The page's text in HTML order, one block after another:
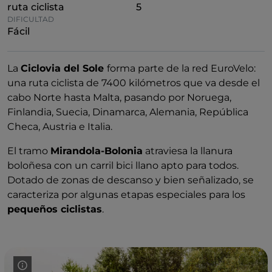
ruta ciclista 5
DIFICULTAD
Fácil
La Ciclovia del Sole forma parte de la red EuroVelo:
una ruta ciclista de 7400 kilómetros que va desde el
cabo Norte hasta Malta, pasando por Noruega,
Finlandia, Suecia, Dinamarca, Alemania, República
Checa, Austria e Italia.
El tramo Mirandola-Bolonia atraviesa la llanura
boloñesa con un carril bici llano apto para todos.
Dotado de zonas de descanso y bien señalizado, se
caracteriza por algunas etapas especiales para los
pequeños ciclistas.